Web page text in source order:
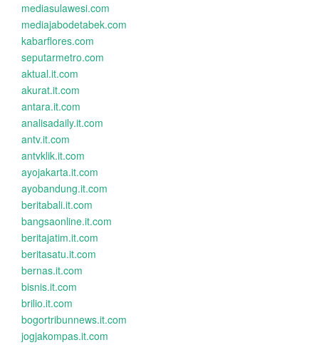
mediasulawesi.com
mediajabodetabek.com
kabarflores.com
seputarmetro.com
aktual.it.com
akurat.it.com
antara.it.com
analisadaily.it.com
antv.it.com
antvklik.it.com
ayojakarta.it.com
ayobandung.it.com
beritabali.it.com
bangsaonline.it.com
beritajatim.it.com
beritasatu.it.com
bernas.it.com
bisnis.it.com
brilio.it.com
bogortribunnews.it.com
jogjakompas.it.com